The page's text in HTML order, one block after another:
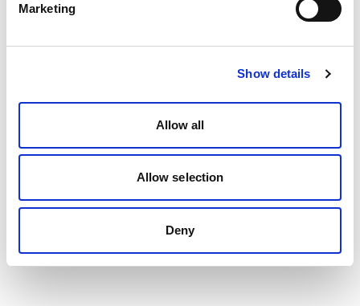
Marketing
Show details
Allow all
Allow selection
Deny